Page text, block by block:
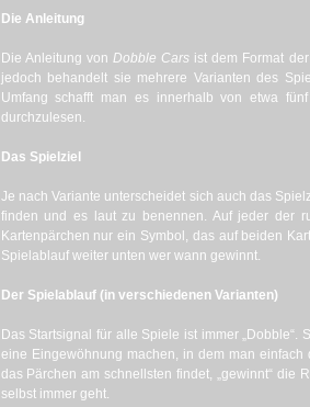
Die Anleitung
Die Anleitung von Dobble Cars ist dem Format
jedoch behandelt sie mehrere Varianten des
Umfang schafft man es innerhalb von etwa
durchzulesen.
Das Spielziel
Je nach Variante unterscheidet sich auch das
finden und es laut zu benennen. Auf jeder der
Kartenpärchen nur ein Symbol, das auf beiden
Spielablauf weiter unten wer wann gewinnt.
Der Spielablauf (in verschiedenen Varianten)
Das Startsignal für alle Spiele ist immer
eine Eingewöhnung machen, in dem man
das Pärchen am schnellsten findet, „gewinnt“ die
selbst immer geht.